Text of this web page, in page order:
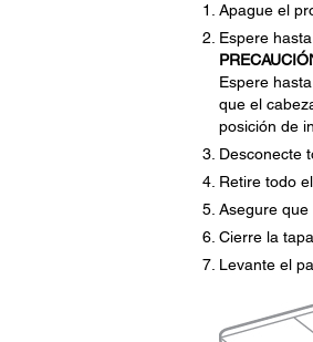
Apague el
Espere
Espere
que el
posición de
Desconecte
Retire todo
Asegure que
Cierre la
Levante el